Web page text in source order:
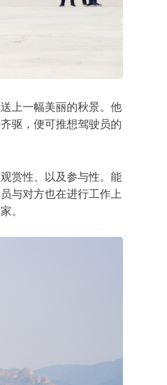
上一幅美丽的秋景。他
驱，便可推想驾驶员的
赏性、以及参与性。能
与对方也在进行工作上
。